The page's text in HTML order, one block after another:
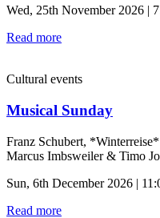
Wed, 25th November 2026 |
Read more
Cultural events
Musical Sunday
Franz Schubert,
Marcus Imbsweiler & Timo
Sun, 6th December 2026 |
Read more